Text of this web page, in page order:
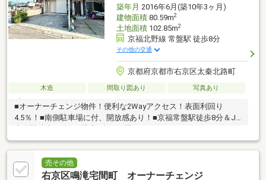
築年月 2016年6月(築10年3ヶ月)
建物面積80.59m2
土地面積102.85m2
京福北野線 常盤駅 徒歩8分
その他の交通
京都府京都市右京区太秦北路町
木造 間取り図あり 写真あり
■オーナーチェンジ物件！便利な2Wayアクセス！表面利回り
4.5％！■南側駐車場に付、開放感あり！■京福常盤駅徒歩8分＆JR
売その他
右京区鳴滝宅間町 オーナーチェンジ